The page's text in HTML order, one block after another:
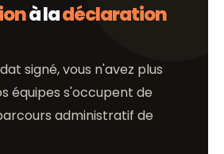
à ladéclaration
signé, vous n'avez plus
équipes s'occupent de
administratif de